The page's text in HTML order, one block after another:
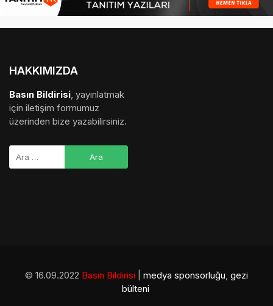
HAKKIMIZDA
Basın Bildirisi, yayınlatmak
için iletişim formumuz
üzerinden bize yazabilirsiniz.
© 16.09.2022 Basın Bildirisi medya sponsorluğu, gezi
bülteni